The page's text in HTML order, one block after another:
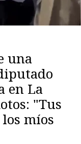
una
en La
"Tus
míos